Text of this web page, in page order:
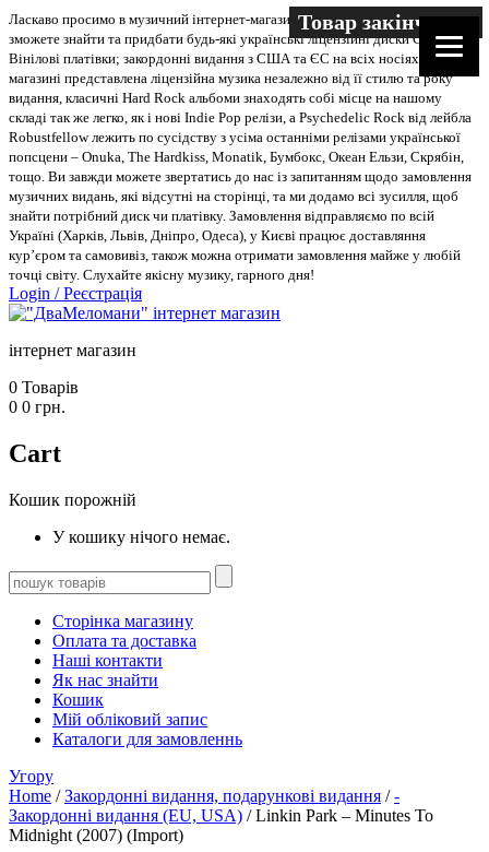
Ласкаво просимо в музичний інтернет-магазин “Два меломани”. У нас Ви
зможете знайти та придбати будь-які українські ліцензійні диски CD, DVD,
Вінілові платівки; закордонні видання з США та ЄС на всіх носіях. В
магазині представлена ліцензійна музика незалежно від її стилю та року
видання, класичні Hard Rock альбоми знаходять собі місце на нашому
складі так же легко, як і нові Indie Pop релізи, а Psychedelic Rock від лейбла
Robustfellow лежить по сусідству з усіма останніми релізами української
попсцени – Onuka, The Hardkiss, Monatik, Бумбокс, Океан Ельзи, Скрябін,
тощо. Ви завжди можете звертатись до нас із запитанням щодо замовлення
музичних видань, які відсутні на сторінці, та ми додамо всі зусилля, щоб
знайти потрібний диск чи платівку. Замовлення відправляємо по всій
Україні (Харків, Львів, Дніпро, Одеса), у Києві працює доставляння
кур’єром та самовивіз, також можна отримати замовлення майже у любій
точці світу. Слухайте якісну музику, гарного дня!
Login /Реєстрація
інтернет магазин
0 Товарів
0 0 грн.
Cart
Кошик порожній
У кошику нічого немає.
Сторінка магазину
Оплата та доставка
Наші контакти
Як нас знайти
Кошик
Мій обліковий запис
Каталоги для замовленнь
Угору
Home /Закордонні видання, подарункові видання /-
Закордонні видання (EU, USA) / Linkin Park – Minutes To
Midnight (2007) (Import)
Товар закінчився